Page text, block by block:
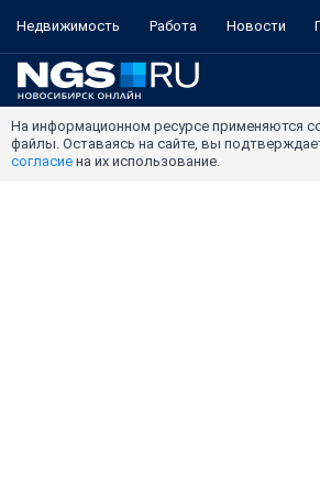
Недвижимость Работа Новости
На информационном ресурсе применяются
файлы. Оставаясь на сайте, вы
согласие на их использование.